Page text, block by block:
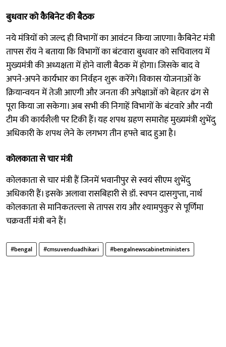
बुधवार को कैबिनेट की बैठक
नये मंत्रियों को जल्द ही विभागों का आवंटन किया जाएगा। कैबिनेट मंत्री
तापस रॉय ने बताया कि विभागों का बंटवारा बुधवार को सचिवालय में
मुख्यमंत्री की अध्यक्षता में होने वाली बैठक में होगा। जिसके बाद वे
अपने-अपने कार्यभार का निर्वहन शुरू करेंगे। विकास योजनाओं के
क्रियान्वयन में तेजी आएगी और जनता की अपेक्षाओं को बेहतर ढंग से
पूरा किया जा सकेगा। अब सभी की निगाहें विभागों के बंटवारे और नयी
टीम की कार्यशैली पर टिकी हैं। यह शपथ ग्रहण समारोह मुख्यमंत्री शुभेंदु
अधिकारी के शपथ लेने के लगभग तीन हफ्ते बाद हुआ है।
कोलकाता से चार मंत्री
कोलकाता से चार मंत्री हैं जिनमें भवानीपुर से स्वयं सीएम शुभेंदु
अधिकारी हैं। इसके अलावा रासबिहारी से डॉ. स्वपन दासगुप्ता, नार्थ
कोलकाता से मानिकतल्ला से तापस राय और श्यामपुकुर से पूर्णिमा
चक्रवर्ती मंत्री बने हैं।
#bengal #cmsuvenduadhikari #bengalnewscabinetministers